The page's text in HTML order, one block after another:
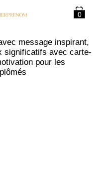
0
message inspirant,
significatifs avec carte-
pour les